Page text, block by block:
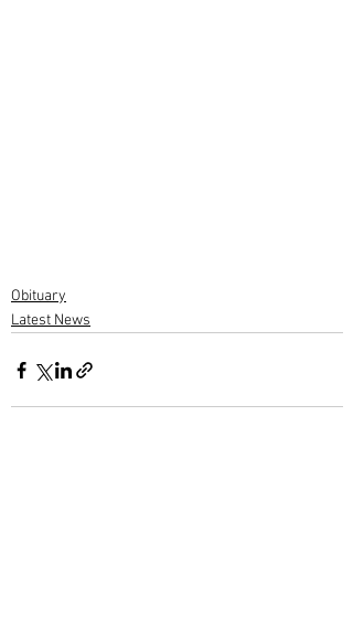
Obituary
Latest News